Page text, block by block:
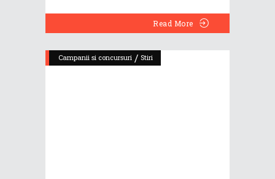
Read More
Campanii si concursuri / Stiri